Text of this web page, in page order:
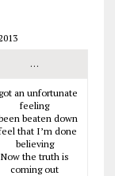
…
an unfortunate
feeling
beaten down
that I’m done
believing
Now the truth is
coming out